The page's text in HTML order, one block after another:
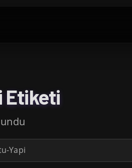
Etiketi
Yapi